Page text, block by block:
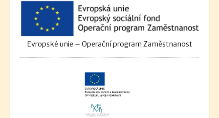
Evropské unie – Operační program Zaměstnanost